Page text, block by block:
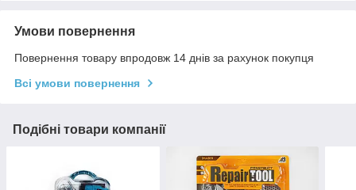
Умови повернення
Повернення товару впродовж 14 днів за рахунок покупця
Всі умови повернення
Подібні товари компанії